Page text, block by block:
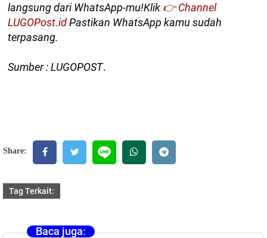
langsung dari WhatsApp-mu!Klik 👉 Channel
LUGOPost.idPastikan WhatsApp kamu sudah
terpasang.
Sumber : LUGOPOST.
Share:
Tag Terkait:
Baca juga: